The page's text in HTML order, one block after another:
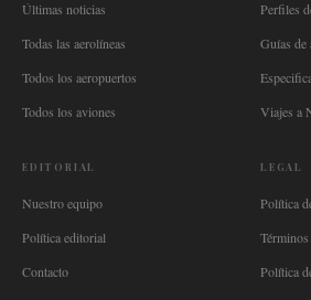
Últimas noticias
Todas las aerolíneas
Todos los aeropuertos
Todos los aviones
Perfiles
Guías de
Viajes a
EDITORIAL
Nuestro equipo
Política editorial
Contacto
LEGAL
Política
Política